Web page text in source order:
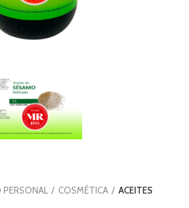
COSMÉTICA ACEITES